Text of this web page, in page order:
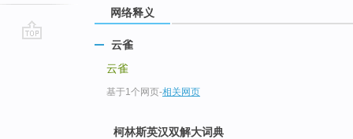
网络释义
云雀
云雀
基于1个网页-相关网页
柯林斯英汉双解大词典